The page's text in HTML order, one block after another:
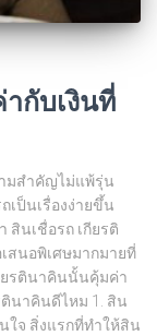
กับเงินที่
มสำคัญไม่แพ้รุ่น
เป็นเรื่องง่ายขึ้น
นเชื่อรถ เกียรติ
สนอพิเศษมากมายที่
ยรตินาคินนั้นคุ้มค่า
นาคินดีไหม 1. สิน
ใจ สิ่งแรกที่ทำให้สิน